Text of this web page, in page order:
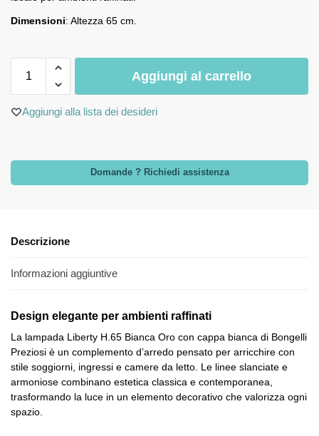
Dimensioni: Altezza 65 cm.
Aggiungi al carrello
Aggiungi alla lista dei desideri
Domande ? Richiedi assistenza
Descrizione
Informazioni aggiuntive
Design elegante per ambienti raffinati
La lampada Liberty H.65 Bianca Oro con cappa bianca di Bongelli
Preziosi è un complemento d’arredo pensato per arricchire con
stile soggiorni, ingressi e camere da letto. Le linee slanciate e
armoniose combinano estetica classica e contemporanea,
trasformando la luce in un elemento decorativo che valorizza ogni
spazio.